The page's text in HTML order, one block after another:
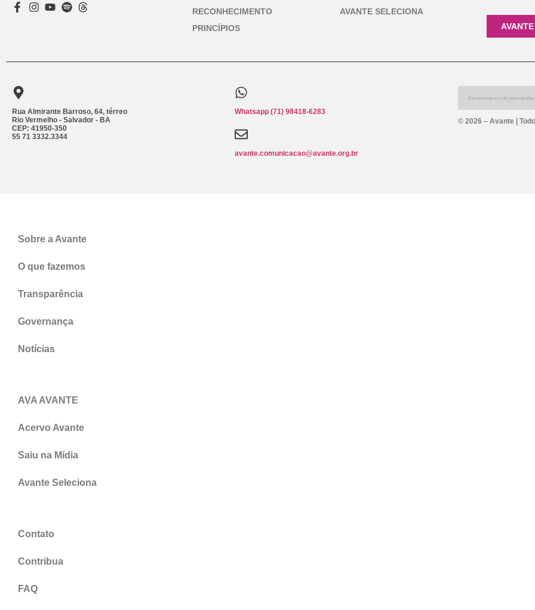
RECONHECIMENTO
PRINCÍPIOS
AVANTE SELECIONA
Rua Almirante Barroso, 64, térreo
Rio Vermelho - Salvador - BA
CEP: 41950-350
55 71 3332.3344
Whatsapp (71) 98418-6283
avante.comunicacao@avante.org.br
© 2026 – Avante |
Sobre a Avante
O que fazemos
Transparência
Governança
Notícias
AVA AVANTE
Acervo Avante
Saiu na Mídia
Avante Seleciona
Contato
Contribua
FAQ